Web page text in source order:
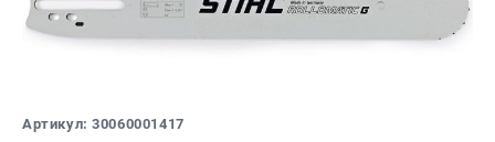
Артикул: 30060001417